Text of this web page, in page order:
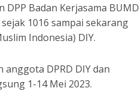
DPP Badan Kerjasama BUMD
1016 sampai sekarang
Indonesia) DIY.
DPRD DIY dan
1-14 Mei 2023.